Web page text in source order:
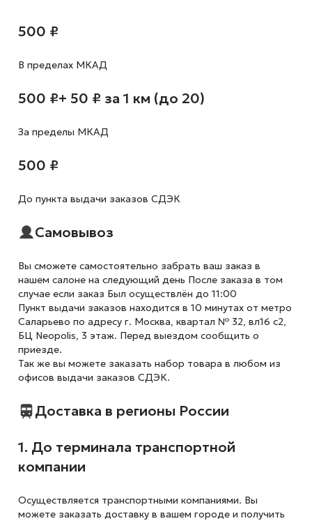
500 ₽
В пределах МКАД
500 ₽+ 50 ₽ за 1 км (до 20)
За пределы МКАД
500 ₽
До пункта выдачи заказов СДЭК
Самовывоз
Вы сможете самостоятельно забрать ваш заказ в
нашем салоне на следующий день После заказа в том
случае если заказ Был осуществлён до 11:00
Пункт выдачи заказов находится в 10 минутах от метро
Саларьево по адресу г. Москва, квартал № 32, вл16 с2,
БЦ Neopolis, 3 этаж. Перед выездом сообщить о
приезде.
Так же вы можете заказать набор товара в любом из
офисов выдачи заказов СДЭК.
Доставка в регионы России
1. До терминала транспортной
компании
Осуществляется транспортными компаниями. Вы
можете заказать доставку в вашем городе и получить